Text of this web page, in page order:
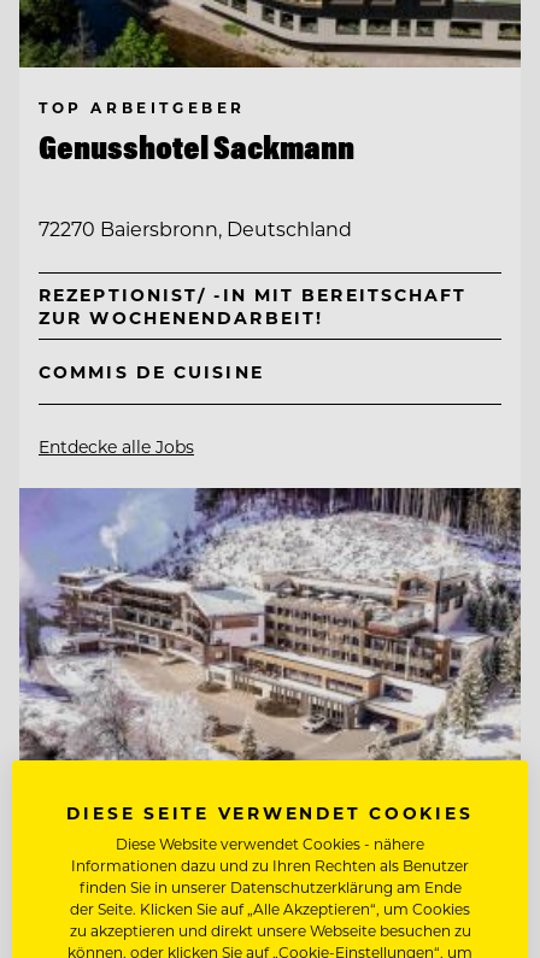
TOP ARBEITGEBER
Genusshotel Sackmann
72270 Baiersbronn, Deutschland
REZEPTIONIST/ -IN MIT BEREITSCHAFT
ZUR WOCHENENDARBEIT!
COMMIS DE CUISINE
Entdecke alle Jobs
TOP ARBEITGEBER
Natur- & Biohotel Bergzeit
DIESE SEITE VERWENDET COOKIES
Diese Website verwendet Cookies - nähere
Informationen dazu und zu Ihren Rechten als Benutzer
finden Sie in unserer Datenschutzerklärung am Ende
der Seite. Klicken Sie auf „Alle Akzeptieren“, um Cookies
zu akzeptieren und direkt unsere Webseite besuchen zu
können, oder klicken Sie auf „Cookie-Einstellungen“, um